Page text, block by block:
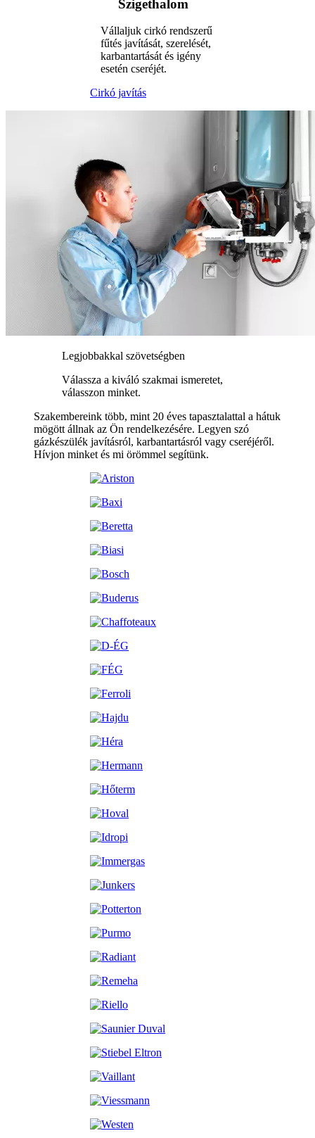
Szigethalom
Vállaljuk cirkó rendszerű
fűtés javítását, szerelését,
karbantartását és igény
esetén cseréjét.
Cirkó javítás
Legjobbakkal szövetségben
Válassza a kiváló szakmai ismeretet,
válasszon minket.
Szakembereink több, mint 20 éves tapasztalattal a hátuk
mögött állnak az Ön rendelkezésére. Legyen szó
gázkészülék javításról, karbantartásról vagy cseréjéről.
Hívjon minket és mi örömmel segítünk.